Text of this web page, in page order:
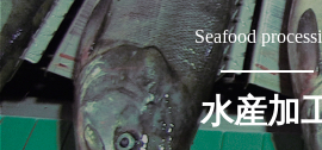
Seafood
水産加